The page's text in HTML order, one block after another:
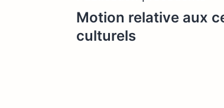
de
Motion relative aux
culturels